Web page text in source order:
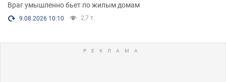
Враг умышленно бьет по жилым домам
9.08.2026 10:10 2,7 т.